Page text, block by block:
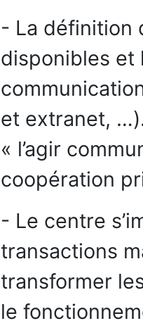
- La définition
disponibles et
et extranet,
« l’agir
coopération
- Le centre
transactions
transformer
le